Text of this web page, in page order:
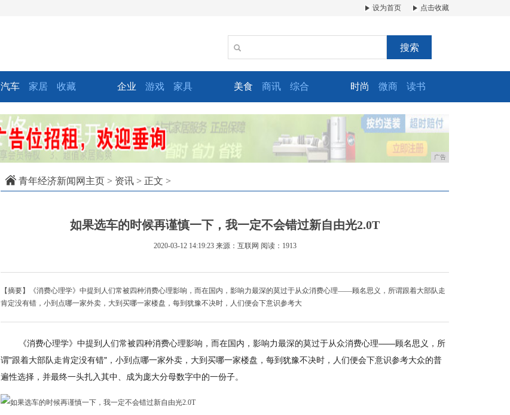
设为首页 点击收藏
搜索
汽车 家居 收藏 企业 游戏 家具 美食 商讯 综合 时尚 微商 读书
广告
青年经济新闻网主页 > 资讯 > 正文 >
如果选车的时候再谨慎一下，我一定不会错过新自由光2.0T
2020-03-12 14:19:23 来源：互联网 阅读：1913
【摘要】《消费心理学》中提到人们常被四种消费心理影响，而在国内，影响力最深的莫过于从众消费心理——顾名思义，所谓跟着大部队走
肯定没有错，小到点哪一家外卖，大到买哪一家楼盘，每到犹豫不决时，人们便会下意识参考大
《消费心理学》中提到人们常被四种消费心理影响，而在国内，影响力最深的莫过于从众消费心理——顾名思义，所
谓"跟着大部队走肯定没有错"，小到点哪一家外卖，大到买哪一家楼盘，每到犹豫不决时，人们便会下意识参考大众的普
遍性选择，并最终一头扎入其中、成为庞大分母数字中的一份子。